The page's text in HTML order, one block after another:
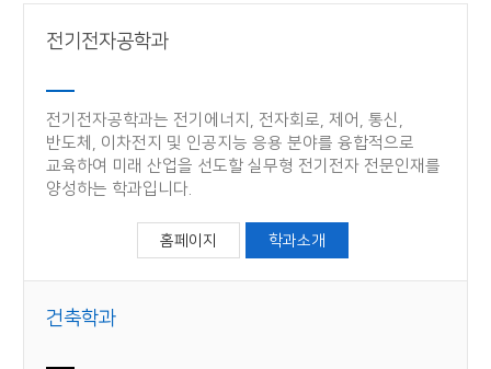
전기전자공학과
전기전자공학과는 전기에너지, 전자회로, 제어, 통신,
반도체, 이차전지 및 인공지능 응용 분야를 융합적으로
교육하여 미래 산업을 선도할 실무형 전기전자 전문인재를
양성하는 학과입니다.
홈페이지 학과소개
건축학과